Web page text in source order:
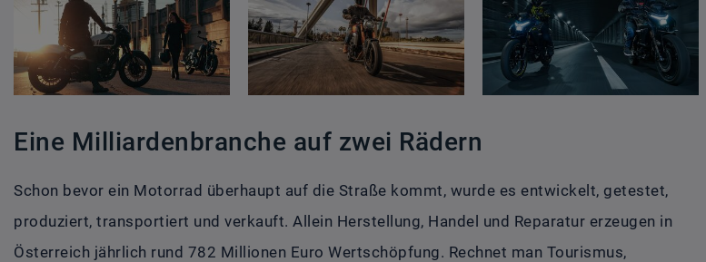
Eine Milliardenbranche auf zwei Rädern
Schon bevor ein Motorrad überhaupt auf die Straße kommt, wurde es entwickelt, getestet,
produziert, transportiert und verkauft. Allein Herstellung, Handel und Reparatur erzeugen in
Österreich jährlich rund 782 Millionen Euro Wertschöpfung. Rechnet man Tourismus,